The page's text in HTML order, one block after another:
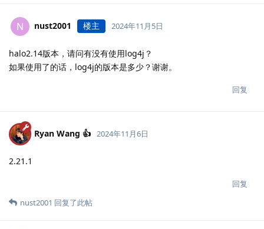
N nust2001 楼主 2024年11月5日
halo2.14版本，请问有没有使用log4j？
如果使用了的话，log4j的版本是多少？谢谢。
回复
Ryan Wang 👍 2024年11月6日
2.21.1
回复
nust2001 回复了此帖